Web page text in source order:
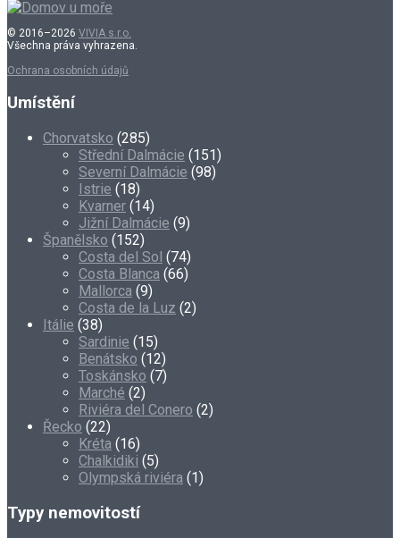
© 2016–2026 VIVIA s.r.o.
Všechna práva vyhrazena.
Ochrana osobních údajů
Umístění
Chorvatsko (285)
Střední Dalmácie (151)
Severní Dalmácie (98)
Istrie (18)
Kvarner (14)
Jižní Dalmácie (9)
Španělsko (152)
Costa del Sol (74)
Costa Blanca (66)
Mallorca (9)
Costa de la Luz (2)
Itálie (38)
Sardinie (15)
Benátsko (12)
Toskánsko (7)
Marché (2)
Riviéra del Conero (2)
Řecko (22)
Kréta (16)
Chalkidiki (5)
Olympská riviéra (1)
Typy nemovitostí